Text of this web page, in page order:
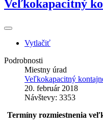
Veľkokapacitný
Vytlačiť
Podrobnosti
Miestny úrad
Veľkokapacitný
20. február 2018
Návštevy: 3353
Termíny rozmiestnenia